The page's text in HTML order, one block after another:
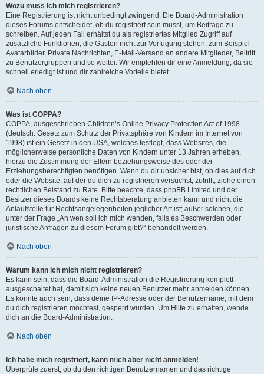
Wozu muss ich mich registrieren?
Eine Registrierung ist nicht unbedingt zwingend. Die Board-Administration
dieses Forums entscheidet, ob du registriert sein musst, um Beiträge zu
schreiben. Auf jeden Fall erhältst du als registriertes Mitglied Zugriff auf
zusätzliche Funktionen, die Gästen nicht zur Verfügung stehen: zum Beispiel
Avatarbilder, Private Nachrichten, E-Mail-Versand an andere Mitglieder, Beitritt
zu Benutzergruppen und so weiter. Wir empfehlen dir eine Anmeldung, da sie
schnell erledigt ist und dir zahlreiche Vorteile bietet.
Nach oben
Was ist COPPA?
COPPA, ausgeschrieben Children’s Online Privacy Protection Act of 1998
(deutsch: Gesetz zum Schutz der Privatsphäre von Kindern im Internet von
1998) ist ein Gesetz in den USA, welches festlegt, dass Websites, die
möglicherweise persönliche Daten von Kindern unter 13 Jahren erheben,
hierzu die Zustimmung der Eltern beziehungsweise des oder der
Erziehungsberechtigten benötigen. Wenn du dir unsicher bist, ob dies auf dich
oder die Website, auf der du dich zu registrieren versuchst, zutrifft, ziehe einen
rechtlichen Beistand zu Rate. Bitte beachte, dass phpBB Limited und der
Besitzer dieses Boards keine Rechtsberatung anbieten kann und nicht die
Anlaufstelle für Rechtsangelegenheiten jeglicher Art ist; außer solchen, die
unter der Frage „An wen soll ich mich wenden, falls es Beschwerden oder
juristische Anfragen zu diesem Forum gibt?“ behandelt werden.
Nach oben
Warum kann ich mich nicht registrieren?
Es kann sein, dass die Board-Administration die Registrierung komplett
ausgeschaltet hat, damit sich keine neuen Benutzer mehr anmelden können.
Es könnte auch sein, dass deine IP-Adresse oder der Benutzername, mit dem
du dich registrieren möchtest, gesperrt wurden. Um Hilfe zu erhalten, wende
dich an die Board-Administration.
Nach oben
Ich habe mich registriert, kann mich aber nicht anmelden!
Überprüfe zuerst, ob du den richtigen Benutzernamen und das richtige